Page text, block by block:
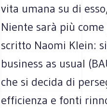
vita umana su di
Niente sarà più
scritto Naomi Klein:
business as usual
che si decida di
efficienza e fonti